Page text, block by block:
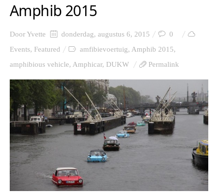
Amphib 2015
DoorYvette donderdag, augustus 6, 2015
0
Events, Featured amfibievoertuig, Amphib 2015,
amphibious vehicle, Amphicar, DUKW Permalink